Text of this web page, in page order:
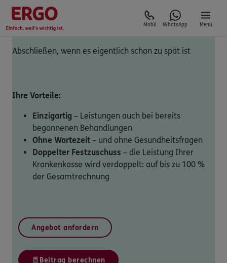
Mobil WhatsApp Menü
Abschließen, wenn es eigentlich schon zu spät ist
Ihre Vorteile:
Einzigartig – Leistungen auch bei bereits
begonnenen Behandlungen
Ohne Wartezeit – und ohne Gesundheitsfragen
Doppelter Festzuschuss – die Leistung Ihrer
Krankenkasse wird verdoppelt: auf bis zu 100 %
der Gesamtrechnung
Angebot anfordern
Beitrag berechnen